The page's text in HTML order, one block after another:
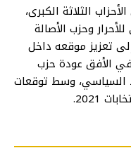
الثلاثة الكبرى،
وحزب الأصالة
تعزيز موقعه داخل
في الأفق عودة حزب
السياسي، وسط توقعات